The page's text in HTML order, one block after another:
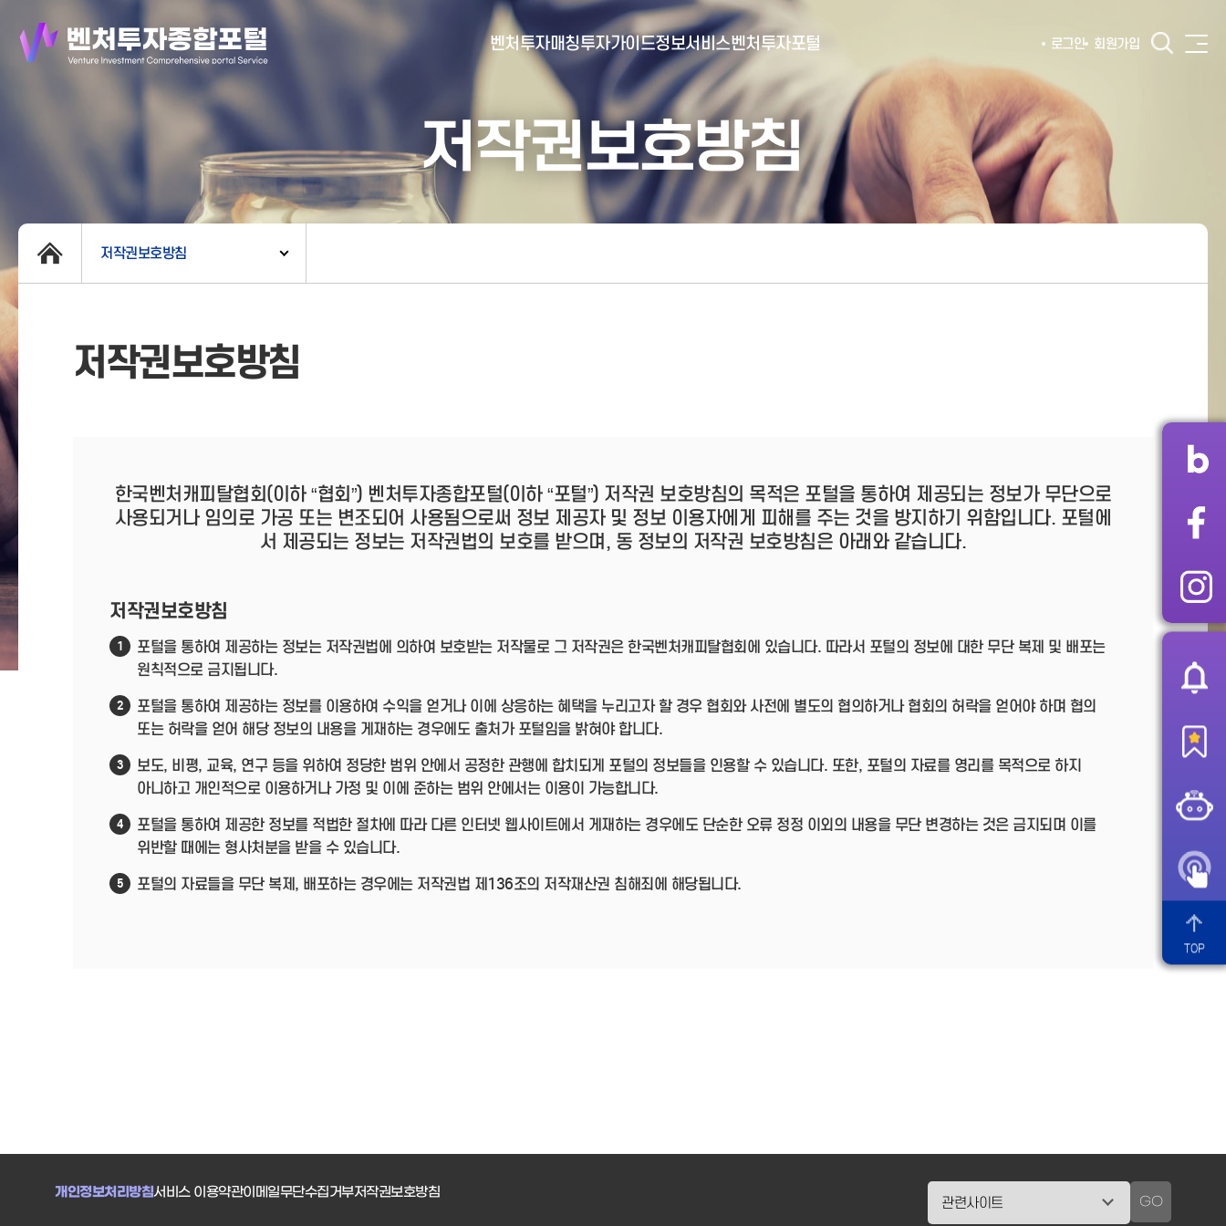
벤처투자매칭
- 벤처투자회사 전자공시
- 벤처투자마트란?
투자가이드정보서비스
- 대시보드
- 투자실적
- 민간벤처통계
- 통계/연구 보고서
- VC 트랙레코드 확
인
- 투자확인서발급시
스템
벤처투자포털
- 포털소개
- BI소개
로그인 회원가입
TOP
저작권보호방침
저작권보호방침
저작권보호방침
한국벤처캐피탈협회(이하 “협회”) 벤처투자종합포털(이하 “포털”) 저작권 보호방침의 목적은 포털을 통하여 제공되는 정보가 무단으로
사용되거나 임의로 가공 또는 변조되어 사용됨으로써 정보 제공자 및 정보 이용자에게 피해를 주는 것을 방지하기 위함입니다. 포털에
서 제공되는 정보는 저작권법의 보호를 받으며, 동 정보의 저작권 보호방침은 아래와 같습니다.
저작권보호방침
1
포털을 통하여 제공하는 정보는 저작권법에 의하여 보호받는 저작물로 그 저작권은 한국벤처캐피탈협회에 있습니다. 따라서 포털의 정보에 대한 무단 복제 및 배포는
원칙적으로 금지됩니다.
2
포털을 통하여 제공하는 정보를 이용하여 수익을 얻거나 이에 상응하는 혜택을 누리고자 할 경우 협회와 사전에 별도의 협의하거나 협회의 허락을 얻어야 하며 협의
또는 허락을 얻어 해당 정보의 내용을 게재하는 경우에도 출처가 포털임을 밝혀야 합니다.
3
보도, 비평, 교육, 연구 등을 위하여 정당한 범위 안에서 공정한 관행에 합치되게 포털의 정보들을 인용할 수 있습니다. 또한, 포털의 자료를 영리를 목적으로 하지
아니하고 개인적으로 이용하거나 가정 및 이에 준하는 범위 안에서는 이용이 가능합니다.
4
포털을 통하여 제공한 정보를 적법한 절차에 따라 다른 인터넷 웹사이트에서 게재하는 경우에도 단순한 오류 정정 이외의 내용을 무단 변경하는 것은 금지되며 이를
위반할 때에는 형사처분을 받을 수 있습니다.
5 포털의 자료들을 무단 복제, 배포하는 경우에는 저작권법 제136조의 저작재산권 침해죄에 해당됩니다.
개인정보처리방침서비스 이용약관이메일무단수집거부저작권보호방침
GO